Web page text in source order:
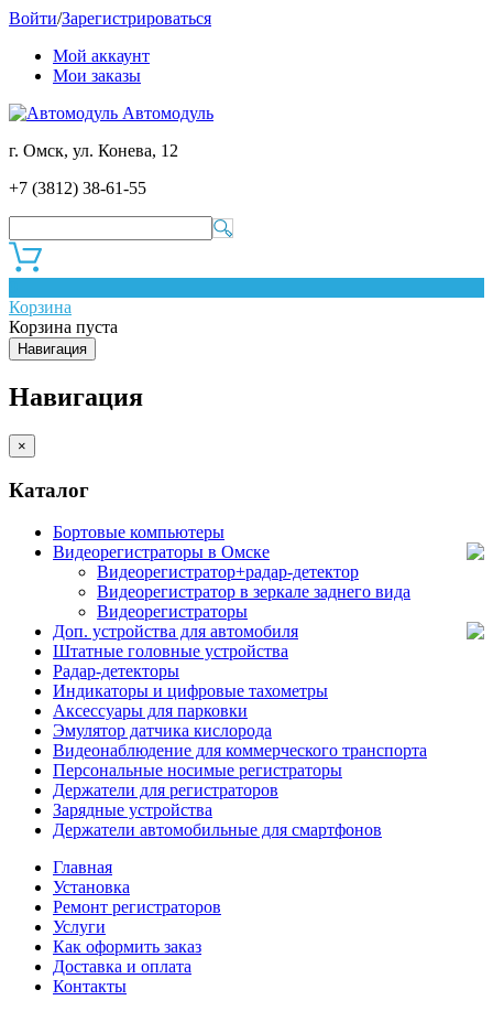
Войти/Зарегистрироваться
Мой аккаунт
Мои заказы
Автомодуль
г. Омск, ул. Конева, 12
+7 (3812) 38-61-55
Корзина
Корзина пуста
Навигация
Навигация
×
Каталог
Бортовые компьютеры
Видеорегистраторы в Омске
Видеорегистратор+радар-детектор
Видеорегистратор в зеркале заднего вида
Видеорегистраторы
Доп. устройства для автомобиля
Штатные головные устройства
Радар-детекторы
Индикаторы и цифровые тахометры
Аксессуары для парковки
Эмулятор датчика кислорода
Видеонаблюдение для коммерческого транспорта
Персональные носимые регистраторы
Держатели для регистраторов
Зарядные устройства
Держатели автомобильные для смартфонов
Главная
Установка
Ремонт регистраторов
Услуги
Как оформить заказ
Доставка и оплата
Контакты